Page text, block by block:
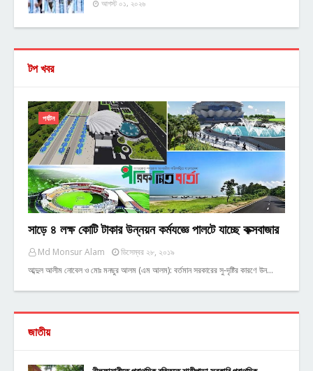
আগস্ট ০১, ২০২৬
টপ খবর
পর্যটন
সাড়ে ৪ লক্ষ কোটি টাকার উন্নয়ন কর্মযজ্ঞে পালটে যাচ্ছে কক্সবাজার
Md Monsur Alam
ডিসেম্বর ২৮, ২০১৯
আব্দুল আলীম নোবেল ও মোঃ মনছুর আলম (এম আলম): বর্তমান সরকারের সু-দৃষ্টির কারণে উন…
জাতীয়